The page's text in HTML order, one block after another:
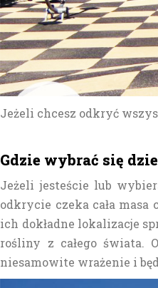
Jeżeli chcesz odkryć
Gdzie wybrać się
Jeżeli jesteście lub
odkrycie czeka cała
ich dokładne lokalizacje
rośliny z całego świata.
niesamowite wrażenie i